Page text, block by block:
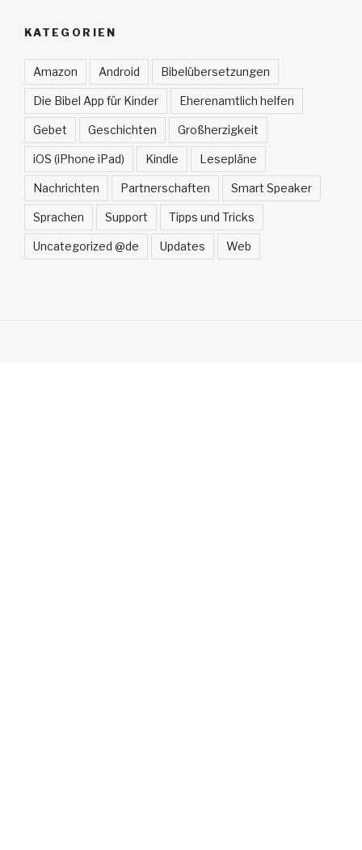
KATEGORIEN
Amazon Android Bibelübersetzungen
Die Bibel App für Kinder Eherenamtlich helfen
Gebet Geschichten Großherzigkeit
iOS (iPhone iPad) Kindle Lesepläne
Nachrichten Partnerschaften Smart Speaker
Sprachen Support Tipps und Tricks
Uncategorized @de Updates Web